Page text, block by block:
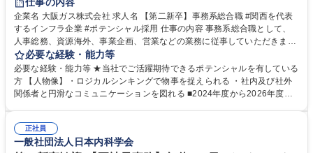
企業名 大阪ガス株式会社 求人名 【第二新卒】事務系総合職 #関西を代表
するインフラ企業 #ポテンシャル採用 仕事の内容 事務系総合職として、
人事総務、資源海外、事業企画、営業などの業務に従事していただきま
す。 【業務内容の一例】■所属事業部の勤労業務 ■海外に関係する各種業
務 ■営業部門の企画スタッフ、ルート営業 【キャリアパス】入社後の配属
ポジションで一定期間ご活躍頂いた後、本人の適性及び将来のキャリアを
鑑みてジョブローテーションを行います。 【育成】OJTでの現場育成や研
表するインフラ企業 #ポテンシャル採用
必要な経験・能力等
必要な経験・能力等 ★当社でご活躍期待できるポテンシャルを有している
方 【人物像】・ロジカルシンキングで物事を捉えられる ・社内及び社外
関係者と円滑なコミュニケーションを図れる ■2024年度から2026年度ま
72.html ■エネルギーセキュリティの不安定化や気候変動による自然災害の
甚大化など、これまで以上に社会課題解決の重要性が高まっています。
正社員
一般社団法人日本内科学会